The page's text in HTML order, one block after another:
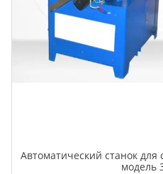
Автоматический станок
модель